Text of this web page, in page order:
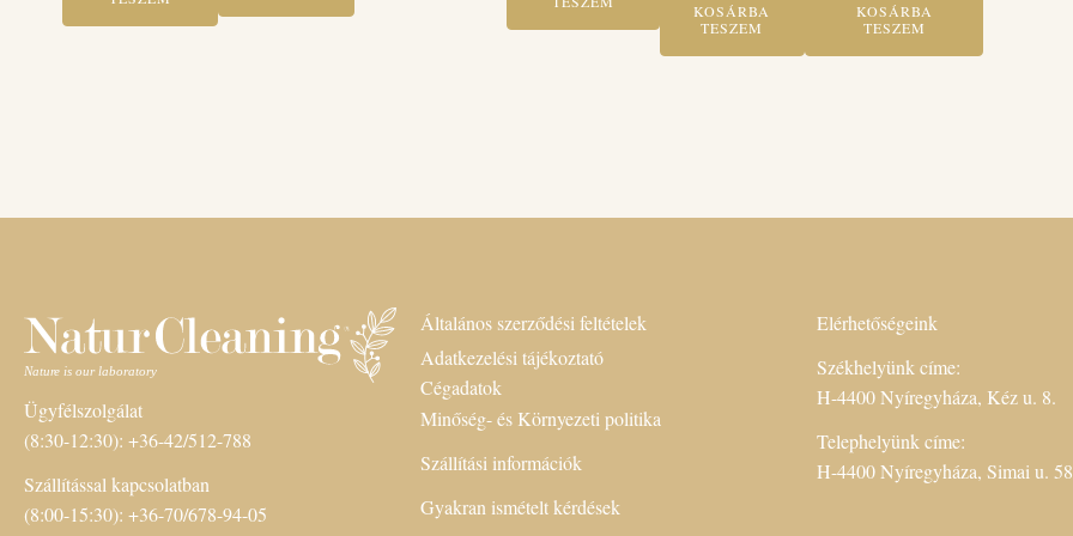
KOSÁRBA
TESZEM
KOSÁRBA
TESZEM
Ügyfélszolgálat
(8:30-12:30): +36-42/512-788
Szállítással kapcsolatban
(8:00-15:30): +36-70/678-94-05
Általános szerződési feltételek
Adatkezelési tájékoztató
Cégadatok
Minőség- és Környezeti politika
Szállítási információk
Gyakran ismételt kérdések
Elérhetőségeink
Székhelyünk címe:
H-4400 Nyíregyháza, Kéz u. 8.
Telephelyünk címe:
H-4400 Nyíregyháza, Simai u.